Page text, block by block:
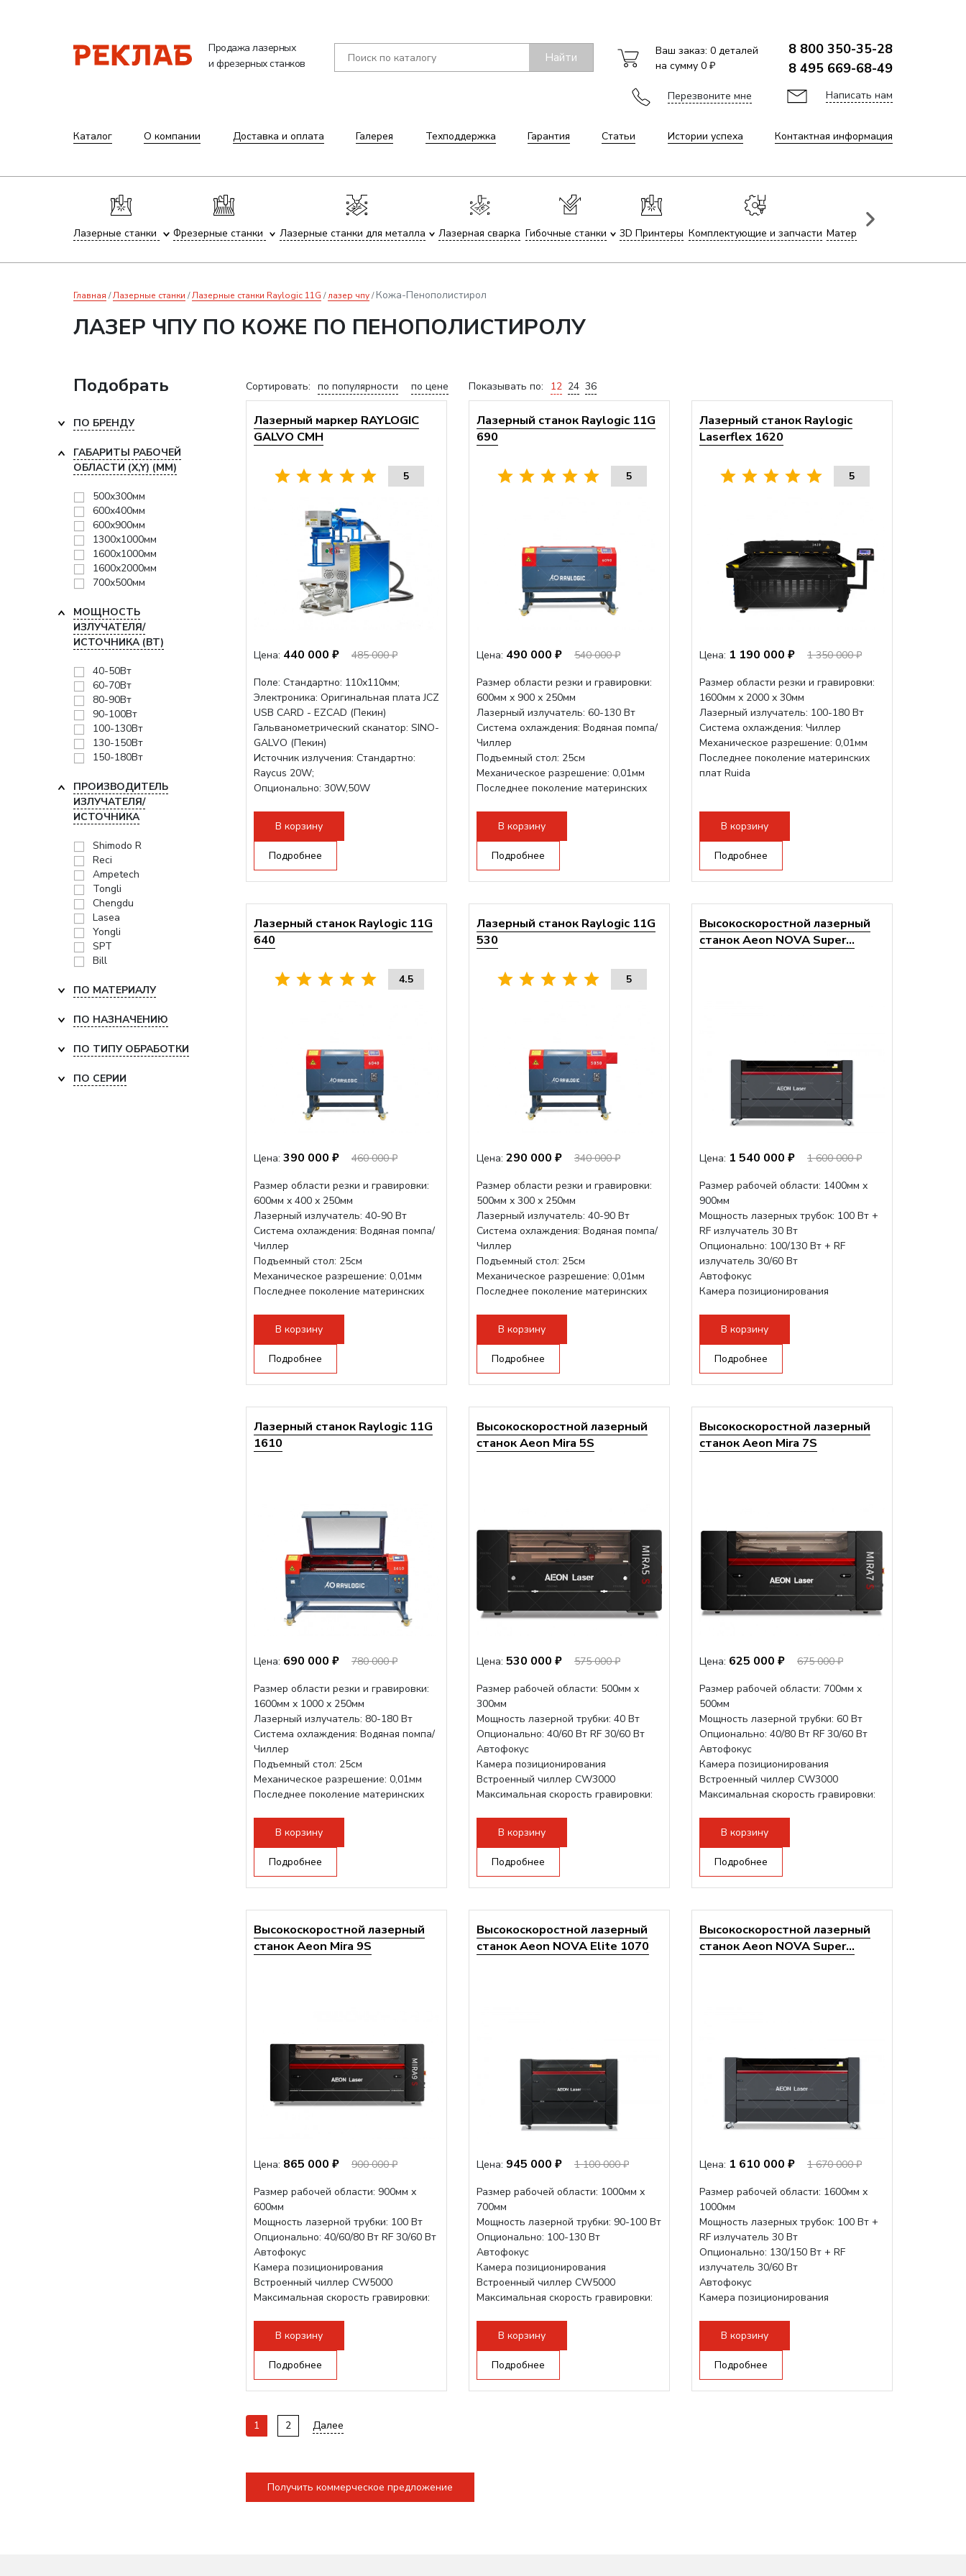
Продажа лазерных
и фрезерных станков
Найти Ваш заказ: 0деталей
на сумму 0 ₽
8 800 350-35-28
8 495 669-68-49
Перезвоните мне Написать нам
Каталог О компании Доставка и оплата Галерея Техподдержка Гарантия Статьи Истории успеха Контактная информация
Лазерные станки Фрезерные станки Лазерные станки для металла Лазерная сварка Гибочные станки 3D Принтеры Комплектующие и запчасти Материалы для лазерной
Главная Лазерные станки Лазерные станки Raylogic 11G лазер чпу Кожа-Пенополистирол
ЛАЗЕР ЧПУ ПО КОЖЕ ПО ПЕНОПОЛИСТИРОЛУ
Сортировать: по популярности по цене Показывать по: 12 24 36
Лазерный маркер RAYLOGIC
GALVO CMH
5
Цена: 440 000 ₽
485 000 ₽
Поле: Cтандартно: 110х110мм;
Электроника: Оригинальная плата JCZ
USB CARD - EZCAD (Пекин)
Гальванометрический сканатор: SINO-
GALVO (Пекин)
Источник излучения: Стандартно:
Raycus 20W;
Опционально: 30W,50W
В корзину
Подробнее
Лазерный станок Raylogic 11G
690
5
Цена: 490 000 ₽
540 000 ₽
Размер области резки и гравировки:
600мм х 900 х 250мм
Лазерный излучатель: 60-130 Вт
Система охлаждения: Водяная помпа/
Чиллер
Подъемный стол: 25см
Механическое разрешение: 0,01мм
Последнее поколение материнских
В корзину
Подробнее
Лазерный станок Raylogic
Laserflex 1620
5
Цена: 1 190 000 ₽
1 350 000 ₽
Размер области резки и гравировки:
1600мм х 2000 х 30мм
Лазерный излучатель: 100-180 Вт
Система охлаждения: Чиллер
Механическое разрешение: 0,01мм
Последнее поколение материнских
плат Ruida
В корзину
Подробнее
Лазерный станок Raylogic 11G
640
4.5
Цена: 390 000 ₽
460 000 ₽
Размер области резки и гравировки:
600мм х 400 х 250мм
Лазерный излучатель: 40-90 Вт
Система охлаждения: Водяная помпа/
Чиллер
Подъемный стол: 25см
Механическое разрешение: 0,01мм
Последнее поколение материнских
В корзину
Подробнее
Лазерный станок Raylogic 11G
530
5
Цена: 290 000 ₽
340 000 ₽
Размер области резки и гравировки:
500мм х 300 х 250мм
Лазерный излучатель: 40-90 Вт
Система охлаждения: Водяная помпа/
Чиллер
Подъемный стол: 25см
Механическое разрешение: 0,01мм
Последнее поколение материнских
В корзину
Подробнее
Высокоскоростной лазерный
станок Aeon NOVA Super...
Цена: 1 540 000 ₽
1 600 000 ₽
Размер рабочей области: 1400мм х
900мм
Мощность лазерных трубок: 100 Вт +
RF излучатель 30 Вт
Опционально: 100/130 Вт + RF
излучатель 30/60 Вт
Автофокус
Камера позиционирования
2000 мм/с...
В корзину
Подробнее
Лазерный станок Raylogic 11G
1610
Цена: 690 000 ₽
780 000 ₽
Размер области резки и гравировки:
1600мм х 1000 х 250мм
Лазерный излучатель: 80-180 Вт
Система охлаждения: Водяная помпа/
Чиллер
Подъемный стол: 25см
Механическое разрешение: 0,01мм
Последнее поколение материнских
В корзину
Подробнее
Высокоскоростной лазерный
станок Aeon Mira 5S
Цена: 530 000 ₽
575 000 ₽
Размер рабочей области: 500мм х
300мм
Мощность лазерной трубки: 40 Вт
Опционально: 40/60 Вт RF 30/60 Вт
Автофокус
Камера позиционирования
Встроенный чиллер CW3000
Максимальная скорость гравировки:
В корзину
Подробнее
Высокоскоростной лазерный
станок Aeon Mira 7S
Цена: 625 000 ₽
675 000 ₽
Размер рабочей области: 700мм х
500мм
Мощность лазерной трубки: 60 Вт
Опционально: 40/80 Вт RF 30/60 Вт
Автофокус
Камера позиционирования
Встроенный чиллер CW3000
Максимальная скорость гравировки:
В корзину
Подробнее
Высокоскоростной лазерный
станок Aeon Mira 9S
Цена: 865 000 ₽
900 000 ₽
Размер рабочей области: 900мм х
600мм
Мощность лазерной трубки: 100 Вт
Опционально: 40/60/80 Вт RF 30/60 Вт
Автофокус
Камера позиционирования
Встроенный чиллер CW5000
Максимальная скорость гравировки:
В корзину
Подробнее
Высокоскоростной лазерный
станок Aeon NOVA Elite 1070
Цена: 945 000 ₽
1 100 000 ₽
Размер рабочей области: 1000мм х
700мм
Мощность лазерной трубки: 90-100 Вт
Опционально: 100-130 Вт
Автофокус
Камера позиционирования
Встроенный чиллер CW5000
Максимальная скорость гравировки:
140мм,
В корзину
Подробнее
Высокоскоростной лазерный
станок Aeon NOVA Super...
Цена: 1 610 000 ₽
1 670 000 ₽
Размер рабочей области: 1600мм х
1000мм
Мощность лазерных трубок: 100 Вт +
RF излучатель 30 Вт
Опционально: 130/150 Вт + RF
излучатель 30/60 Вт
Автофокус
Камера позиционирования
2000 мм/с...
В корзину
Подробнее
1 2 Далее
Получить коммерческое предложение
Подобрать
ПО БРЕНДУ
ГАБАРИТЫ РАБОЧЕЙ
ОБЛАСТИ (X,Y) (ММ)
500x300мм
600x400мм
600x900мм
1300x1000мм
1600x1000мм
1600x2000мм
700x500мм
МОЩНОСТЬ
ИЗЛУЧАТЕЛЯ/
ИСТОЧНИКА (ВТ)
40-50Вт
60-70Вт
80-90Вт
90-100Вт
100-130Вт
130-150Вт
150-180Вт
ПРОИЗВОДИТЕЛЬ
ИЗЛУЧАТЕЛЯ/
ИСТОЧНИКА
Shimodo R
Reci
Ampetech
Tongli
Chengdu
Lasea
Yongli
SPT
Bill
ПО МАТЕРИАЛУ
ПО НАЗНАЧЕНИЮ
ПО ТИПУ ОБРАБОТКИ
ПО СЕРИИ